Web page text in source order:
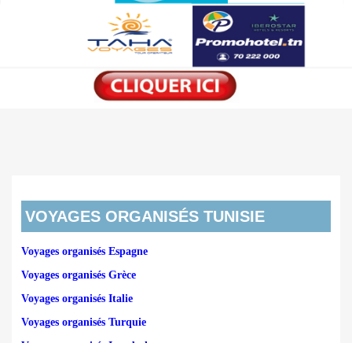
VOYAGES ORGANISÉS TUNISIE
Voyages organisés Espagne
Voyages organisés Grèce
Voyages organisés Italie
Voyages organisés Turquie